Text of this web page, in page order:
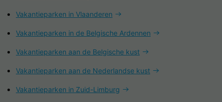
Vakantieparken in Vlaanderen
Vakantieparken in de Belgische Ardennen
Vakantieparken aan de Belgische kust
Vakantieparken aan de Nederlandse kust
Vakantieparken in Zuid-Limburg